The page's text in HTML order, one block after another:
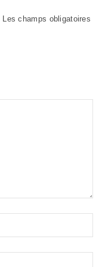
Les champs obligatoires